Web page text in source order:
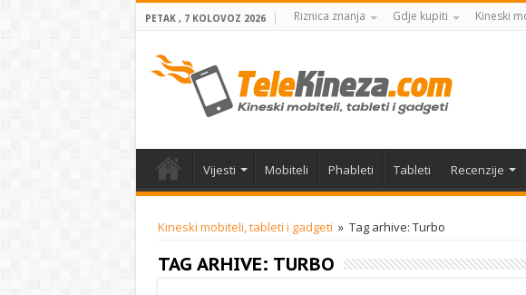
PETAK , 7 KOLOVOZ 2026 Riznica znanja Gdje kupiti Kineski
Vijesti Mobiteli Phableti Tableti Recenzije
Kineski mobiteli, tableti i gadgeti » Tag arhive: Turbo
TAG ARHIVE: TURBO